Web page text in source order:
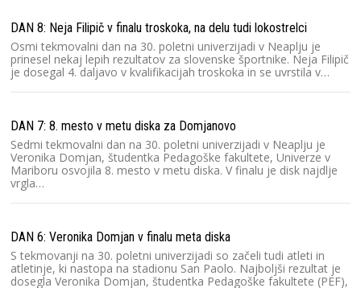
DAN 8: Neja Filipič v finalu troskoka, na delu tudi lokostrelci
Osmi tekmovalni dan na 30. poletni univerzijadi v Neaplju je
prinesel nekaj lepih rezultatov za slovenske športnike. Neja Filipič
je dosegal 4. daljavo v kvalifikacijah troskoka in se uvrstila v…
DAN 7: 8. mesto v metu diska za Domjanovo
Sedmi tekmovalni dan na 30. poletni univerzijadi v Neaplju je
Veronika Domjan, študentka Pedagoške fakultete, Univerze v
Mariboru osvojila 8. mesto v metu diska. V finalu je disk najdlje
vrgla…
DAN 6: Veronika Domjan v finalu meta diska
S tekmovanji na 30. poletni univerzijadi so začeli tudi atleti in
atletinje, ki nastopa na stadionu San Paolo. Najboljši rezultat je
dosegla Veronika Domjan, študentka Pedagoške fakultete (PEF),